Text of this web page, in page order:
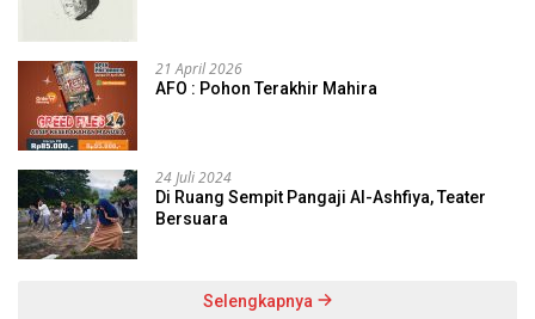
21 April 2026
AFO : Pohon Terakhir Mahira
24 Juli 2024
Di Ruang Sempit Pangaji Al-Ashfiya, Teater
Bersuara
Selengkapnya